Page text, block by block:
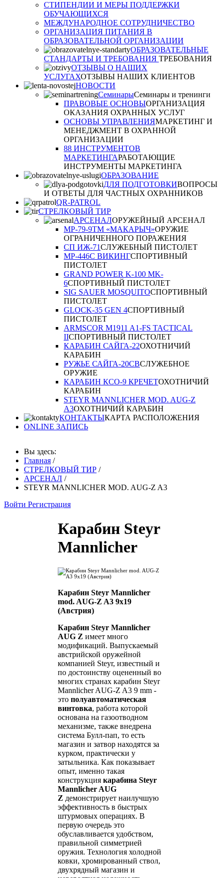
СТИПЕНДИИ И МЕРЫ ПОДДЕРЖКИ
ОБУЧАЮЩИХСЯ
МЕЖДУНАРОДНОЕ СОТРУДНИЧЕСТВО
ОРГАНИЗАЦИЯ ПИТАНИЯ В
ОБРАЗОВАТЕЛЬНОЙ ОРГАНИЗАЦИИ
ОБРАЗОВАТЕЛЬНЫЕ
СТАНДАРТЫ И ТРЕБОВАНИЯ ТРЕБОВАНИЯ
ОТЗЫВЫ О НАШИХ
УСЛУГАХОТЗЫВЫ НАШИХ КЛИЕНТОВ
НОВОСТИ
СеминарыСеминары и тренинги
ПРАВОВЫЕ ОСНОВЫОРГАНИЗАЦИЯ
ОКАЗАНИЯ ОХРАННЫХ УСЛУГ
ОСНОВЫ УПРАВЛЕНИЯМАРКЕТИНГ И
МЕНЕДЖМЕНТ В ОХРАННОЙ
ОРГАНИЗАЦИИ
88 ИНСТРУМЕНТОВ
МАРКЕТИНГАРАБОТАЮЩИЕ
ИНСТРУМЕНТЫ МАРКЕТИНГА
ОБРАЗОВАНИЕ
ДЛЯ ПОДГОТОВКИВОПРОСЫ
И ОТВЕТЫ ДЛЯ ЧАСТНЫХ ОХРАННИКОВ
QR-PATROL
СТРЕЛКОВЫЙ ТИР
АРСЕНАЛОРУЖЕЙНЫЙ АРСЕНАЛ
МР-79-9ТM «МАКАРЫЧ»ОРУЖИЕ
ОГРАНИЧЕННОГО ПОРАЖЕНИЯ
СП ИЖ-71СЛУЖЕБНЫЙ ПИСТОЛЕТ
MP-446C ВИКИНГСПОРТИВНЫЙ
ПИСТОЛЕТ
GRAND POWER K-100 MK-
6СПОРТИВНЫЙ ПИСТОЛЕТ
SIG SAUER MOSQUITOСПОРТИВНЫЙ
ПИСТОЛЕТ
GLOCK-35 GEN 4СПОРТИВНЫЙ
ПИСТОЛЕТ
ARMSCOR M1911 A1-FS TACTICAL
IIСПОРТИВНЫЙ ПИСТОЛЕТ
КАРАБИН САЙГА-22ОХОТНИЧИЙ
КАРАБИН
РУЖЬЕ САЙГА-20СВСЛУЖЕБНОЕ
ОРУЖИЕ
КАРАБИН КСО-9 КРЕЧЕТОХОТНИЧИЙ
КАРАБИН
STEYR MANNLICHER MOD. AUG-Z
A3ОХОТНИЧИЙ КАРАБИН
КОНТАКТЫКАРТА РАСПОЛОЖЕНИЯ
ONLINE ЗАПИСЬ
Вы здесь:
Главная /
СТРЕЛКОВЫЙ ТИР /
АРСЕНАЛ /
STEYR MANNLICHER MOD. AUG-Z A3
Войти Регистрация
Карабин Steyr
Mannlicher
Карабин Steyr Mannlicher
mod. AUG-Z A3 9x19
(Австрия)
Карабин Steyr Mannlicher
AUG Z имеет много
модификаций. Выпускаемый
австрийской оружейной
компанией Steyr, известный и
по достоинству оцененный во
многих странах карабин Steyr
Mannlicher AUG-Z A3 9 mm -
это полуавтоматическая
винтовка, работа которой
основана на газоотводном
механизме, также внедрена
система Булл-пап, то есть
магазин и затвор находятся за
курком, практически у
затыльника. Как показывает
опыт, именно такая
конструкция карабина Steyr
Mannlicher AUG
Z демонстрирует наилучшую
эффективность в быстрых
штурмовых операциях. В
первую очередь это
обуславливается удобством,
правильной симметрией
оружия. Технология холодной
ковки, хромированный ствол,
двухрядный магазин и